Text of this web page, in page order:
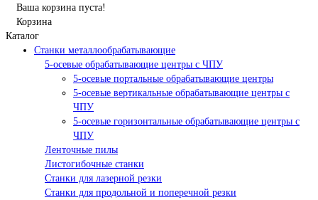
Ваша корзина пуста!
Корзина
Каталог
Станки металлообрабатывающие
5-осевые обрабатывающие центры с ЧПУ
5-осевые портальные обрабатывающие центры
5-осевые вертикальные обрабатывающие центры с
ЧПУ
5-осевые горизонтальные обрабатывающие центры с
ЧПУ
Ленточные пилы
Листогибочные станки
Станки для лазерной резки
Станки для продольной и поперечной резки